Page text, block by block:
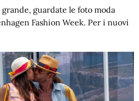
guardate le foto moda
Fashion Week. Per i nuovi